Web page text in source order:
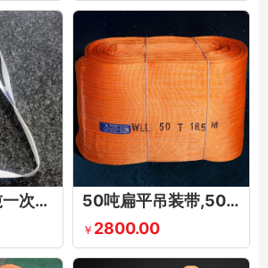
一次性吊带,1吨一次性吊带,一次性吊装带厂家 50吨扁平吊装带,50吨扁平吊带,50T起重吊带,50吨扁平双扣吊带,扁平50吨吊装带
￥ 2800.00